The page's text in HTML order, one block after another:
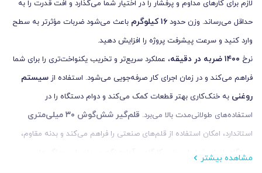
لازم برای کارهای مداوم و پرفشار را در اختیار شما می‌گذارد و افت قدرت را به
حداقل می‌رساند. وزن حدود ۱۶ کیلوگرم باعث می‌شود ضربات مؤثرتر به سطح
وارد کنید و سرعت پیشرفت پروژه را افزایش دهید.
نرخ ۱۴۰۰ ضربه در دقیقه، عملکرد سریع‌تر و تخریب یکنواخت‌تری را برای شما
فراهم می‌کند و در زمان اجرای کار صرفه‌جویی می‌شود. استفاده از سیستم
روغنی به خنک‌کاری بهتر قطعات کمک می‌کند و دوام دستگاه را در
استفاده‌های طولانی‌مدت بالا می‌برد. قلم‌گیر شش‌گوش ۳۰ میلی‌متری
استاندارد، امکان استفاده از قلم‌های صنعتی را فراهم می‌کند و بدنه مقاوم،
دستگاه را برای شرایط سخت کارگاهی آماده نگه می‌دارد. این ویژگی‌ها،
مشاهده بیشتر